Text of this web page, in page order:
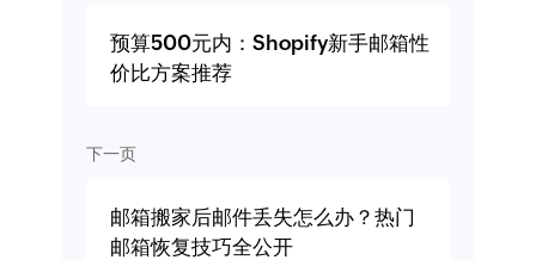
预算500元内：Shopify新手邮箱性
价比方案推荐
下一页
邮箱搬家后邮件丢失怎么办？热门
邮箱恢复技巧全公开